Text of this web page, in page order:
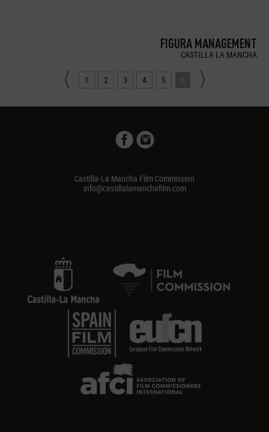
FIGURA MANAGEMENT
CASTILLA LA MANCHA
1 2 3 4 5 6
Castilla-La Mancha Film Commission
info@castillalamanchafilm.com